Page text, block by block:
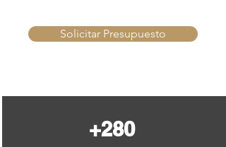
Solicitar Presupuesto
+280